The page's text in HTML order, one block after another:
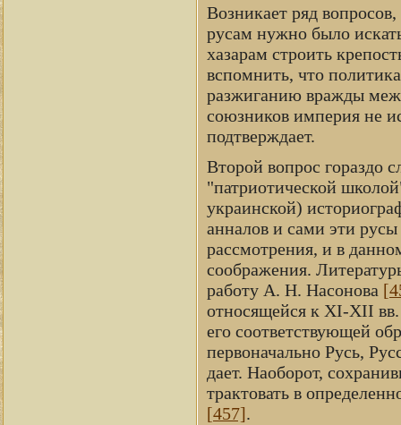
Возникает ряд
русам нужно было
хазарам строить
вспомнить, что
разжиганию вражды
союзников империя не
подтверждает.
Второй вопрос гораздо
"патриотической
украинской)
анналов и сами эти
рассмотрения, и в
соображения.
работу А. Н. Насонова
относящейся к XI-XII
его соответствующей
первоначально Русь,
дает. Наоборот,
трактовать в
[457].